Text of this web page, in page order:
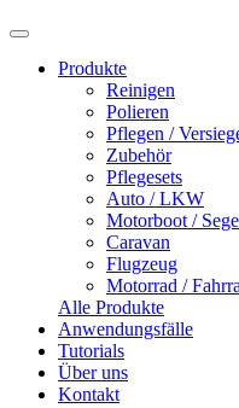
Produkte
Reinigen
Polieren
Pflegen /
Zubehör
Pflegesets
Auto / LKW
Motorboot /
Caravan
Flugzeug
Motorrad /
Alle Produkte
Anwendungsfälle
Tutorials
Über uns
Kontakt